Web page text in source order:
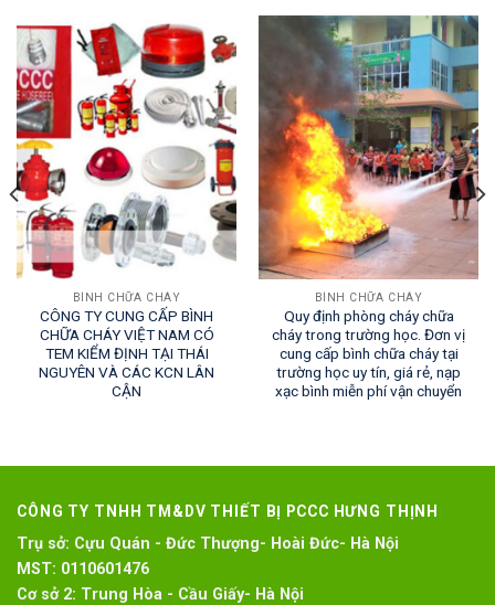
BÌNH CHỮA CHÁY
CÔNG TY CUNG CẤP BÌNH
CHỮA CHÁY VIỆT NAM CÓ
TEM KIỂM ĐỊNH TẠI THÁI
NGUYÊN VÀ CÁC KCN LÂN
CẬN
BÌNH CHỮA CHÁY
Quy định phòng cháy chữa
cháy trong trường học. Đơn vị
cung cấp bình chữa cháy tại
trường học uy tín, giá rẻ, nạp
xạc bình miễn phí vận chuyển
CÔNG TY TNHH TM&DV THIẾT BỊ PCCC HƯNG THỊNH
Trụ sở: Cựu Quán - Đức Thượng- Hoài Đức- Hà Nội
MST: 0110601476
Cơ sở 2: Trung Hòa - Cầu Giấy- Hà Nội